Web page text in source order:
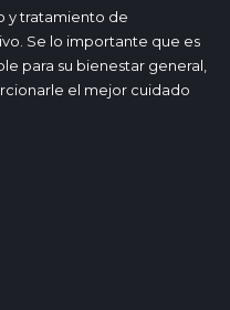
y tratamiento de
Se lo importante que es
para su bienestar general,
el mejor cuidado